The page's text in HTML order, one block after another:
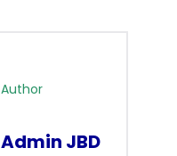
Author
Admin JBD